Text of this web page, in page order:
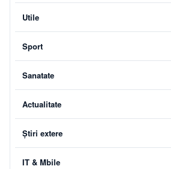
Utile
Sport
Sanatate
Actualitate
Știri extere
IT & Mbile